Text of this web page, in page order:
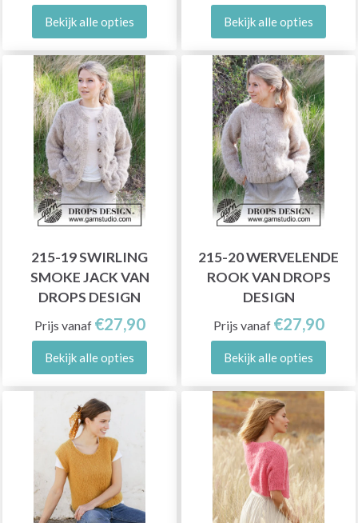
Bekijk alle opties Bekijk alle opties
215-19 SWIRLING
SMOKE JACK VAN
DROPS DESIGN
Prijs vanaf €27,90
Bekijk alle opties
215-20 WERVELENDE
ROOK VAN DROPS
DESIGN
Prijs vanaf €27,90
Bekijk alle opties